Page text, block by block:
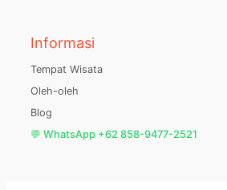
Informasi
Tempat Wisata
Oleh-oleh
Blog
💬 WhatsApp +62 858-9477-2521